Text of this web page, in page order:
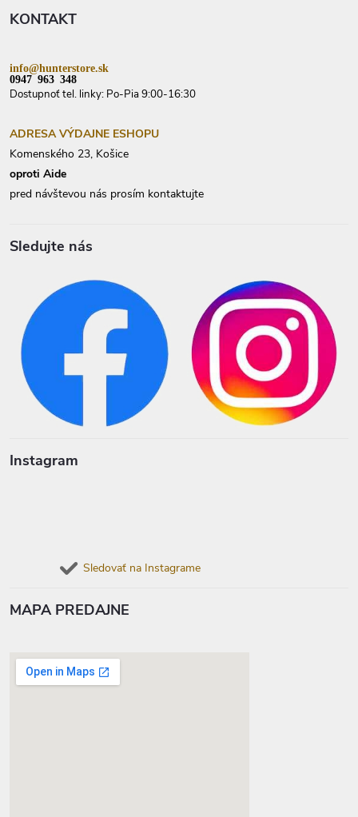
KONTAKT
info@hunterstore.sk
0947 963 348
Dostupnoť tel. linky: Po-Pia 9:00-16:30
ADRESA VÝDAJNE ESHOPU
Komenského 23, Košice
oproti Aide
pred návštevou nás prosím kontaktujte
Sledujte nás
Instagram
Sledovať na Instagrame
MAPA PREDAJNE